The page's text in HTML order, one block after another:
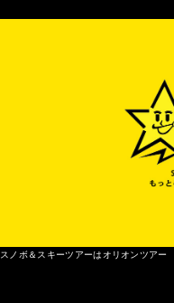
スノボ＆スキーツアーはオリオンツアー